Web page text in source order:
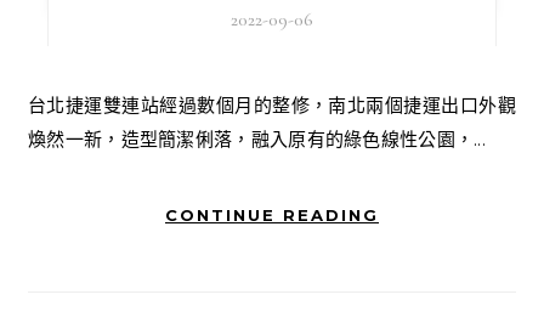
2022-09-06
台北捷運雙連站經過數個月的整修，南北兩個捷運出口外觀
煥然一新，造型簡潔俐落，融入原有的綠色線性公園，...
CONTINUE READING